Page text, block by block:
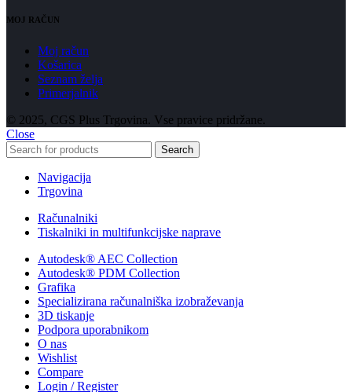
MOJ RAČUN
Moj račun
Košarica
Seznam želja
Primerjalnik
© 2025, CGS Plus Trgovina. Vse pravice pridržane.
Close
Search
Navigacija
Trgovina
Računalniki
Tiskalniki in multifunkcijske naprave
Autodesk® AEC Collection
Autodesk® PDM Collection
Grafika
Specializirana računalniška izobraževanja
3D tiskanje
Podpora uporabnikom
O nas
Wishlist
Compare
Login / Register